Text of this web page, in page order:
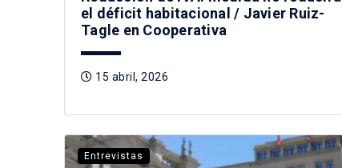
el déficit habitacional / Javier Ruiz-
Tagle en Cooperativa
15 abril, 2026
Entrevistas